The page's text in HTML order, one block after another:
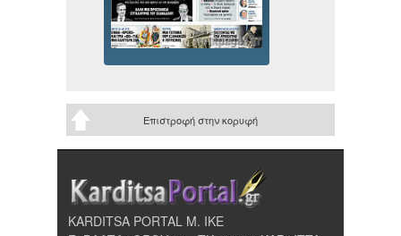
Επιστροφή στην κορυφή
KARDITSA PORTAL Μ. ΙΚΕ